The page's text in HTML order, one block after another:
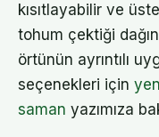
kısıtlayabilir ve
tohum çektiği
örtünün ayrıntılı
seçenekleri için
saman yazımıza